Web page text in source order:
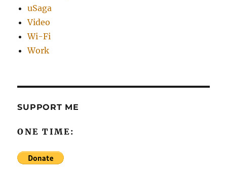
uSaga
Video
Wi-Fi
Work
SUPPORT ME
ONE TIME: